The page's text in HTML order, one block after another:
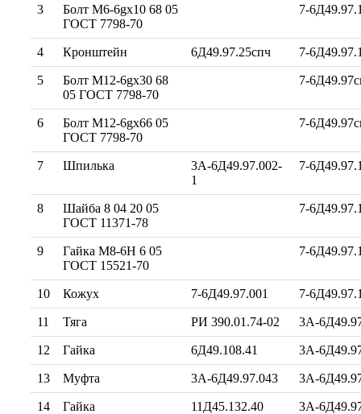
3
Болт М6-6gx10 68 05
ГОСТ 7798-70
7-
4 Кронштейн 6Д49.97.25спч 7-
5
Болт М12-6gx30 68
05 ГОСТ 7798-70
7-
6
Болт М12-6gx66 05
ГОСТ 7798-70
7-
7 Шпилька
3А-6Д49.97.002-
1
7-
8
Шайба 8 04 20 05
ГОСТ 11371-78
7-
9
Гайка М8-6Н 6 05
ГОСТ 15521-70
7-
10 Кожух 7-6Д49.97.001 7-
11 Тяга РИ 390.01.74-02 3А-
12 Гайка 6Д49.108.41 3А-
13 Муфта 3А-6Д49.97.043 3А-
14 Гайка 11Д45.132.40 3А-